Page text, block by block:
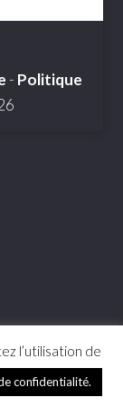
- Politique
l’utilisation de
confidentialité.